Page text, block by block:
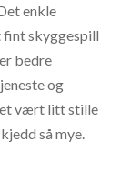
enkle
fint skyggespill
bedre
og
vært litt stille
så mye.